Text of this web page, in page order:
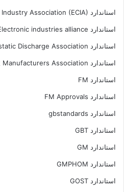
استاندارد Electronic Components Industry Association (ECIA)
استاندارد Electronic industries alliance
استاندارد Electrostatic Discharge Association
استاندارد Expansion Joint Manufacturers Association
استاندارد FM
استاندارد FM Approvals
استاندارد gbstandards
استاندارد GBT
استاندارد GM
استاندارد GMPHOM
استاندارد GOST